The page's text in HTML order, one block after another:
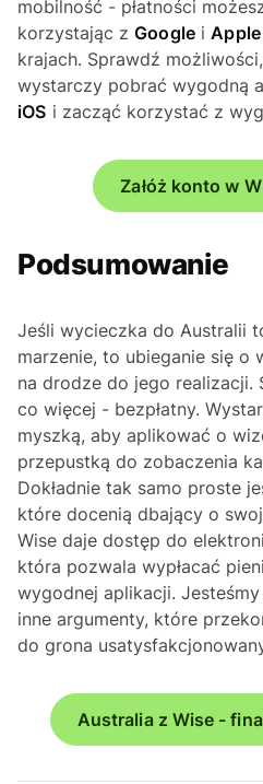
mobilność - płatności
korzystając z Google i
krajach. Sprawdź
wystarczy pobrać wygodną
iOS i zacząć korzystać z
Załóż konto w
Podsumowanie
Jeśli wycieczka do Australii
marzenie, to ubieganie się o
na drodze do jego realizacji.
co więcej - bezpłatny.
myszką, aby aplikować o
przepustką do zobaczenia
Dokładnie tak samo proste
które docenią dbający o
Wise daje dostęp do
która pozwala wypłacać
wygodnej aplikacji.
inne argumenty, które
do grona
Australia z Wise -